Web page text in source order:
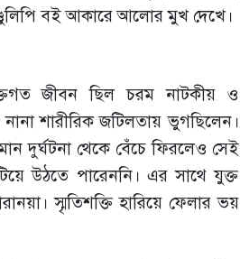
বই আকারে আলোর মুখ দেখে।
জীবন ছিল চরম নাটকীয় ও
শারীরিক জটিলতায় ভুগছিলেন।
দুর্ঘটনা থেকে বেঁচে ফিরলেও সেই
উঠতে পারেননি। এর সাথে যুক্ত
স্মৃতিশক্তি হারিয়ে ফেলার ভয়